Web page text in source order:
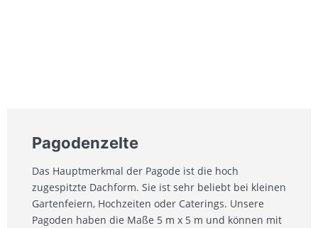
Pagodenzelte
Das Hauptmerkmal der Pagode ist die hoch
zugespitzte Dachform. Sie ist sehr beliebt bei kleinen
Gartenfeiern, Hochzeiten oder Caterings. Unsere
Pagoden haben die Maße 5 m x 5 m und können mit